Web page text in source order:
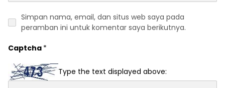
Simpan nama, email, dan situs web saya pada
peramban ini untuk komentar saya berikutnya.
Captcha *
Type the text displayed above: